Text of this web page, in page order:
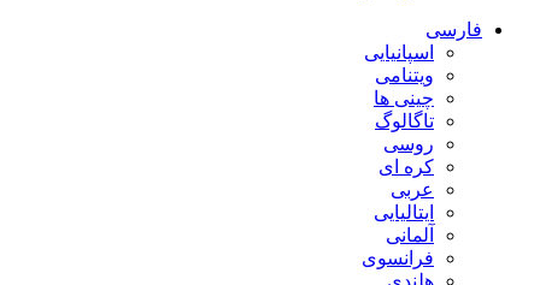
فارسی
اسپانیایی
ویتنامی
چینی ها
تاگالوگ
روسی
کره ای
عربی
ایتالیایی
آلمانی
فرانسوی